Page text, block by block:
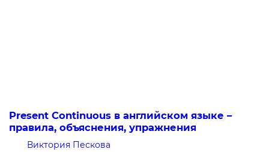
Present Continuous в английском языке –
правила, объяснения, упражнения
Виктория Пескова